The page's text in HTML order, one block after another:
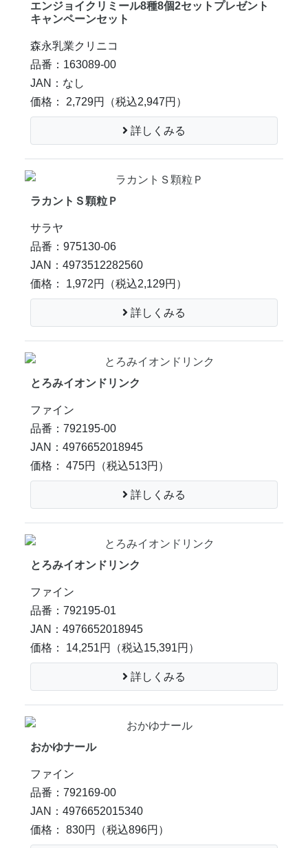
エンジョイクリミール8種8個2セットプレゼント
キャンペーンセット
森永乳業クリニコ
品番：163089-00
JAN：なし
価格： 2,729円
（税込2,947円）
詳しくみる
ラカントＳ顆粒Ｐ
サラヤ
品番：975130-06
JAN：4973512282560
価格： 1,972円
（税込2,129円）
詳しくみる
とろみイオンドリンク
ファイン
品番：792195-00
JAN：4976652018945
価格： 475円
（税込513円）
詳しくみる
とろみイオンドリンク
ファイン
品番：792195-01
JAN：4976652018945
価格： 14,251円
（税込15,391円）
詳しくみる
おかゆナール
ファイン
品番：792169-00
JAN：4976652015340
価格： 830円
（税込896円）